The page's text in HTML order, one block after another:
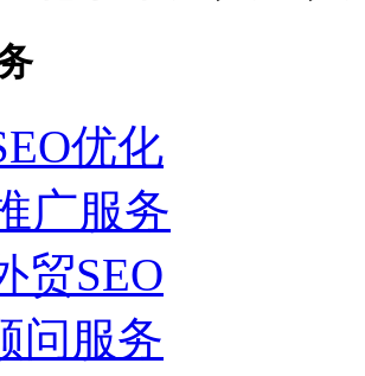
优化
广服务
贸SEO
问服务